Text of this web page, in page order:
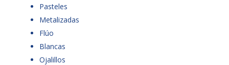
Pasteles
Metalizadas
Flúo
Blancas
Ojalillos